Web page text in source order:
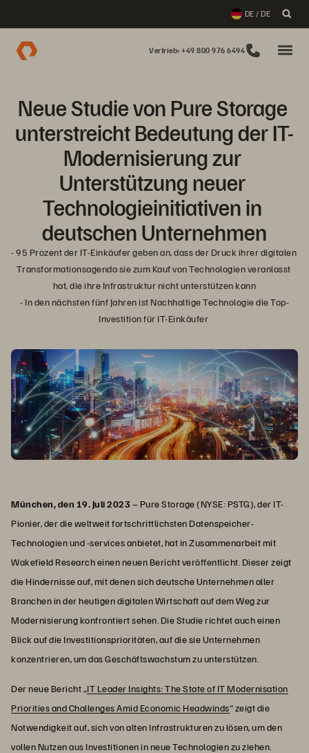
DE / DE
Vertrieb: +49 800 976 6494
Neue Studie von Pure Storage
unterstreicht Bedeutung der IT-
Modernisierung zur
Unterstützung neuer
Technologieinitiativen in
deutschen Unternehmen
- 95 Prozent der IT-Einkäufer geben an, dass der Druck ihrer digitalen
Transformationsagenda sie zum Kauf von Technologien veranlasst
hat, die ihre Infrastruktur nicht unterstützen kann
- In den nächsten fünf Jahren ist Nachhaltige Technologie die Top-
München, den 19. Juli 2023 – Pure Storage (NYSE: PSTG), der IT-
Pionier, der die weltweit fortschrittlichsten Datenspeicher-
Technologien und -services anbietet, hat in Zusammenarbeit mit
Wakefield Research einen neuen Bericht veröffentlicht. Dieser zeigt
die Hindernisse auf, mit denen sich deutsche Unternehmen aller
Branchen in der heutigen digitalen Wirtschaft auf dem Weg zur
Modernisierung konfrontiert sehen. Die Studie richtet auch einen
Blick auf die Investitionsprioritäten, auf die sie Unternehmen
konzentrieren, um das Geschäftswachstum zu unterstützen.
Der neue Bericht „IT Leader Insights: The State of IT Modernisation
Priorities and Challenges Amid Economic Headwinds“ zeigt die
Notwendigkeit auf, sich von alten Infrastrukturen zu lösen, um den
vollen Nutzen aus Investitionen in neue Technologien zu ziehen.